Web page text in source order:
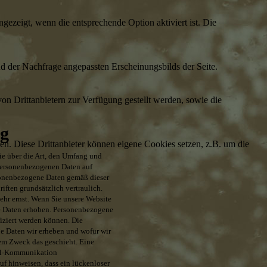
über die Art, den Umfang und
Daten auf
Daten gemäß dieser
grundsätzlich vertraulich.
ernst. Wenn Sie unsere Website
erhoben. Personenbezogene
werden können. Die
Daten wir erheben und wofür wir
Zweck das geschieht. Eine
Kommunikation
hinweisen, dass ein lückenloser
wenn die entsprechende Option aktiviert ist. Die
Nachfrage angepassten Erscheinungsbilds der Seite.
Drittanbietern zur Verfügung gestellt werden, sowie die
Diese Drittanbieter können eigene Cookies setzen, z.B. um die